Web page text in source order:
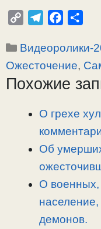
p
y
L
l
e
g
a
c
e
b
п
р
а
Рубрики
Видеоролики-
Ожесточение,
Похожие
О грехе
Об
О военных,
демонов.